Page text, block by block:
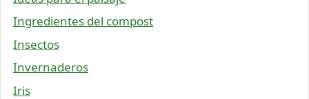
Ingredientes del compost
Insectos
Invernaderos
Iris